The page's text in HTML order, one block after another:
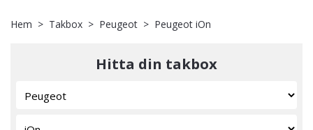
Hem Takbox Peugeot Peugeot iOn
Hitta din takbox